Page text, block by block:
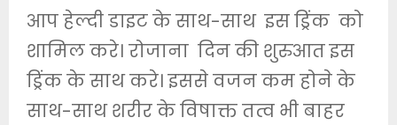
आप हेल्दी डाइट के साथ-साथ इस ड्रिंक को
शामिल करे। रोजाना दिन की शुरुआत इस
ड्रिंक के साथ करे। इससे वजन कम होने के
साथ-साथ शरीर के विषाक्त तत्व भी बाहर